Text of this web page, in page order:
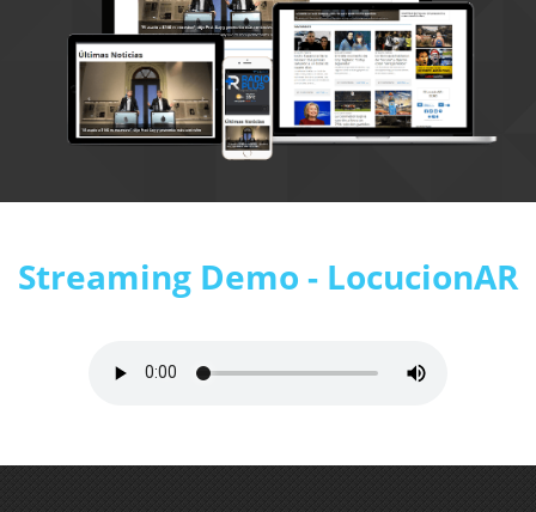
Streaming Demo - LocucionAR